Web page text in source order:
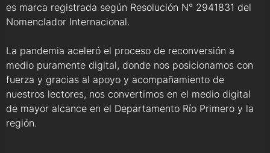
es marca registrada según Resolución N° 2941831 del
Nomenclador Internacional.
La pandemia aceleró el proceso de reconversión a
medio puramente digital, donde nos posicionamos con
fuerza y gracias al apoyo y acompañamiento de
nuestros lectores, nos convertimos en el medio digital
de mayor alcance en el Departamento Río Primero y la
región.